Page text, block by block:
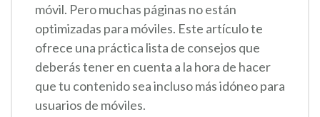
móvil. Pero muchas páginas no están
optimizadas para móviles. Este artículo te
ofrece una práctica lista de consejos que
deberás tener en cuenta a la hora de hacer
que tu contenido sea incluso más idóneo para
usuarios de móviles.